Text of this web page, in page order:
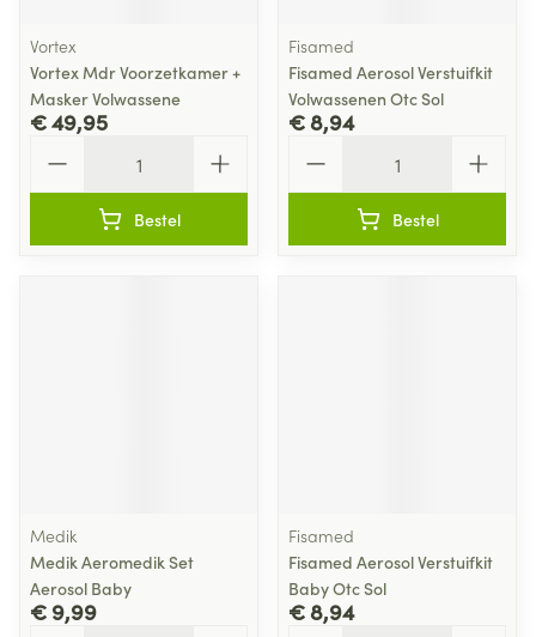
Vortex
Vortex Mdr Voorzetkamer +
Masker Volwassene
€ 49,95
Bestel
Fisamed
Fisamed Aerosol Verstuifkit
Volwassenen Otc Sol
€ 8,94
Bestel
Medik
Medik Aeromedik Set
Aerosol Baby
€ 9,99
Fisamed
Fisamed Aerosol Verstuifkit
Baby Otc Sol
€ 8,94